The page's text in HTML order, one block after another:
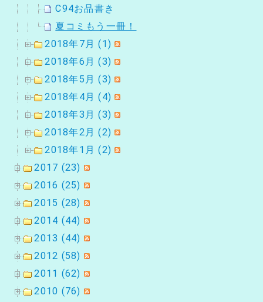
C94お品書き
夏コミもう一冊！
2018年7月 (1)
2018年6月 (3)
2018年5月 (3)
2018年4月 (4)
2018年3月 (3)
2018年2月 (2)
2018年1月 (2)
2017 (23)
2016 (25)
2015 (28)
2014 (44)
2013 (44)
2012 (58)
2011 (62)
2010 (76)